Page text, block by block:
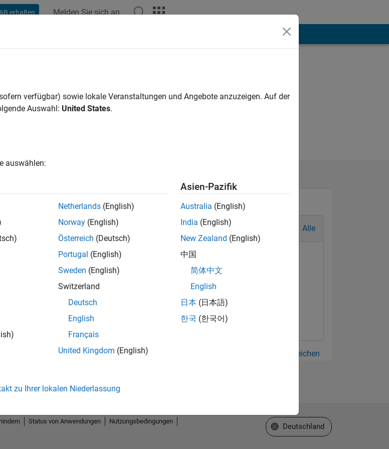
erhalten Melden Sie sich an
Alle
Alle anzeigen Abzeichen
verfügbar) sowie lokale Veranstaltungen und Angebote anzuzeigen. Auf der
Auswahl: United States.
auswählen:
Netherlands (English)
Norway (English)
Österreich (Deutsch)
Portugal (English)
Sweden (English)
Switzerland
Deutsch
English
Français
United Kingdom (English)
Asien-Pazifik
Australia (English)
India (English)
New Zealand (English)
中国
简体中文
English
日本 (日本語)
한국 (한국어)
zu Ihrer lokalen Niederlassung
Status von Anwendungen
Nutzungsbedingungen
Website auswählen
Deutschland